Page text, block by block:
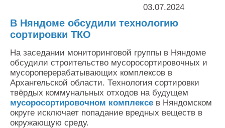
03.07.2024
В Няндоме обсудили технологию
сортировки ТКО
На заседании мониторинговой группы в Няндоме
обсудили строительство мусоросортировочных и
мусороперерабатывающих комплексов в
Архангельской области. Технология сортировки
твёрдых коммунальных отходов на будущем
мусоросортировочном комплексе в Няндомском
округе исключает попадание вредных веществ в
окружающую среду.